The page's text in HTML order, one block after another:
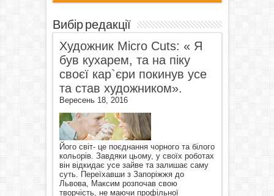
Вибір редакції
Художник Micro Cuts: « Я
був кухарем, та на піку
своєї кар`єри покинув усе
та став художником».
Вересень 18, 2016
Його світ- це поєднання чорного та білого
кольорів. Завдяки цьому, у своїх роботах
він відкидає усе зайве та залишає саму
суть. Переїхавши з Запоріжжя до
Львова, Максим розпочав свою
творчість, не маючи профільної